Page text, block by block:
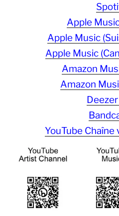
Apple
Apple Music
Apple Music
Amazon
Amazon
Deezer
YouTube Chaîne